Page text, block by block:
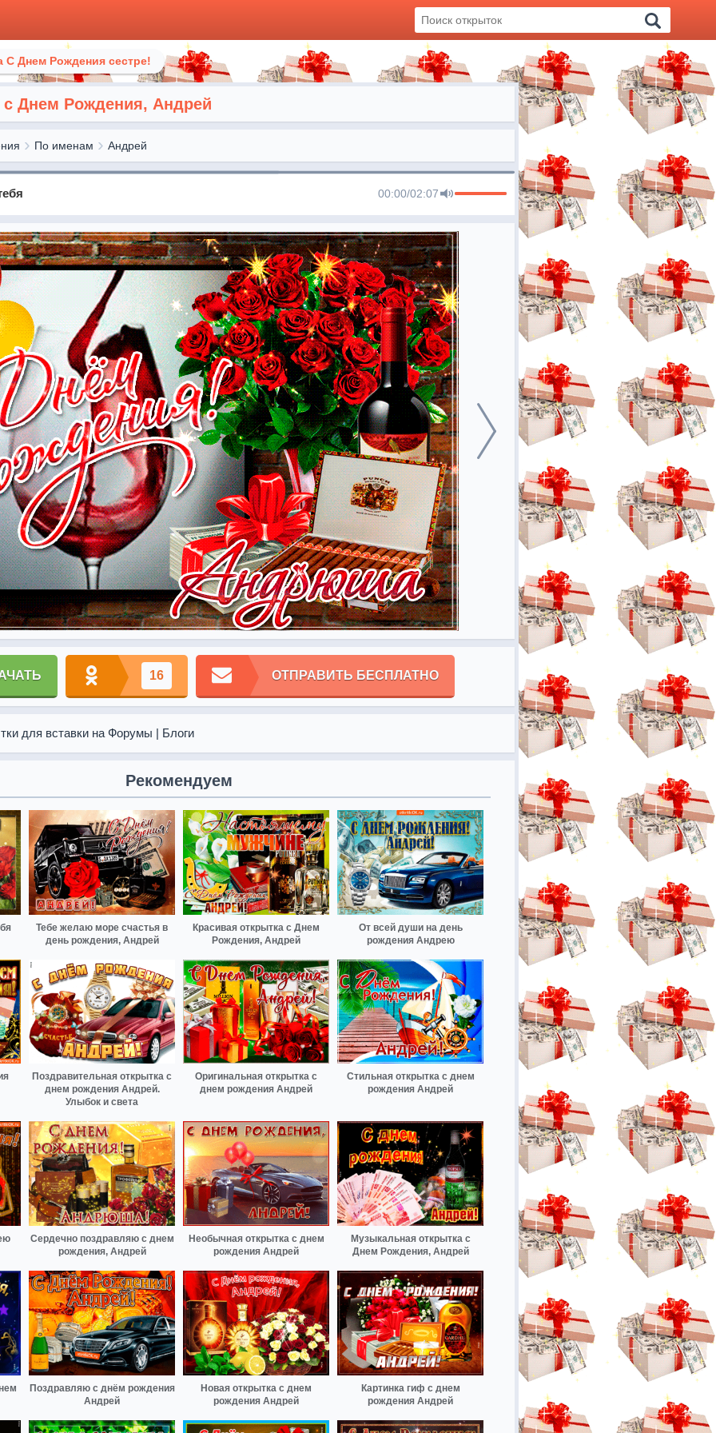
С Днем Рождения сестре!
с Днем Рождения, Андрей
По именам Андрей
00:00/02:07
16 ОТПРАВИТЬ БЕСПЛАТНО
для вставки на Форумы | Блоги
Рекомендуем
Тебе желаю море счастья в
день рождения, Андрей
Красивая открытка с Днем
Рождения, Андрей
От всей души на день
рождения Андрею
Поздравительная открытка с
днем рождения Андрей.
Улыбок и света
Оригинальная открытка с
днем рождения Андрей
Стильная открытка с днем
рождения Андрей
Сердечно поздравляю с днем
рождения, Андрей
Необычная открытка с днем
рождения Андрей
Музыкальная открытка с
Днем Рождения, Андрей
Поздравляю с днём рождения
Андрей
Новая открытка с днем
рождения Андрей
Картинка гиф с днем
рождения Андрей